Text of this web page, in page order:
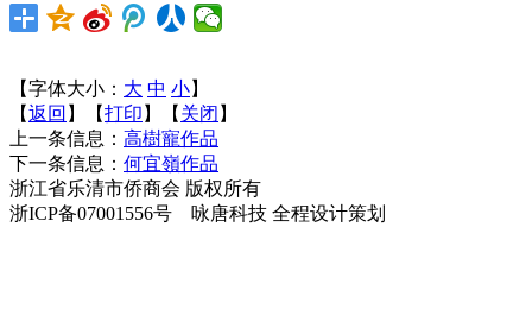
【字体大小： 大 中 小】
【返回 】【打印 】【 关闭 】
上一条信息： 高樹寵作品
下一条信息： 何宜嶺作品
浙江省乐清市侨商会 版权所有
浙ICP备07001556号 咏唐科技 全程设计策划